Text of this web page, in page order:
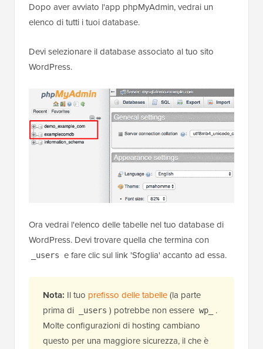
Dopo aver avviato l'app phpMyAdmin, vedrai un
elenco di tutti i tuoi database.
Devi selezionare il database associato al tuo sito
WordPress.
Ora vedrai l'elenco delle tabelle nel tuo database di
WordPress. Devi trovare quella che termina con
_users e fare clic sul link 'Sfoglia' accanto ad essa.
Nota: Il tuo prefisso delle tabelle(la parte
prima di
_users ) potrebbe non essere wp_
.
Molte configurazioni di hosting cambiano
questo per una maggiore sicurezza, il che è